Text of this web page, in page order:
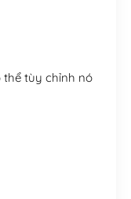
thể tùy chỉnh nó